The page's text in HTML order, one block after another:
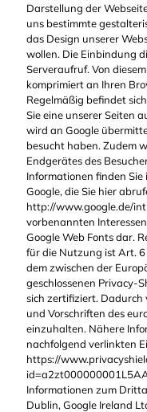
Darstellung der
uns bestimmte
das Design unserer
wollen. Die Einbindung
Serveraufruf. Von
komprimiert an Ihren
Regelmäßig befindet
Sie eine unserer Seiten
wird an Google
besucht haben. Zudem
Endgerätes des
Informationen finden
Google, die Sie hier
http://www.google.de/
vorbenannten
Google Web Fonts dar.
für die Nutzung ist Art. 6
dem zwischen der
geschlossenen Privacy-
sich zertifiziert. Dadurch
und Vorschriften des
einzuhalten. Nähere
nachfolgend verlinkten
https://
Informationen zum
Dublin, Google Ireland